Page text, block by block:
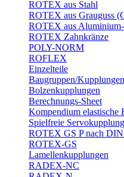
ROTEX aus Stahl
ROTEX aus Grauguss
ROTEX aus
ROTEX Zahnkränze
POLY-NORM
ROFLEX
Einzelteile
Baugruppen/Kupplungen
Bolzenkupplungen
Berechnungs-Sheet
Kompendium elastische
Spielfreie
ROTEX GS P nach
ROTEX-GS
Lamellenkupplungen
RADEX-NC